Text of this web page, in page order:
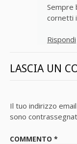
Sempre
cornetti
Rispondi
LASCIA UN
Il tuo indirizzo
sono
COMMENTO *